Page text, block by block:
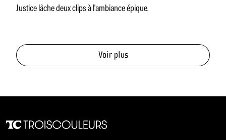
Justice lâche deux clips à l'ambiance épique.
Voir plus